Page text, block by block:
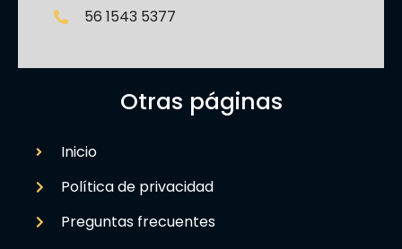
56 1543 5377
Otras páginas
Inicio
Política de privacidad
Preguntas frecuentes